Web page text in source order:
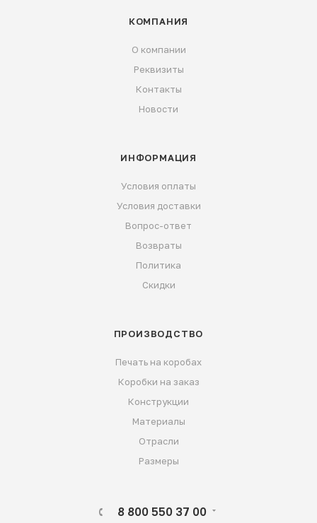
КОМПАНИЯ
О компании
Реквизиты
Контакты
Новости
ИНФОРМАЦИЯ
Условия оплаты
Условия доставки
Вопрос-ответ
Возвраты
Политика
Скидки
ПРОИЗВОДСТВО
Печать на коробах
Коробки на заказ
Конструкции
Материалы
Отрасли
Размеры
8 800 550 37 00